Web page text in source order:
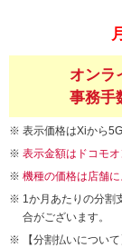
オンラ
事務手
表示価格はXiから
表示金額はドコモ
機種の価格は店舗に
1か月あたりの分割
合がございます。
【分割払いについて